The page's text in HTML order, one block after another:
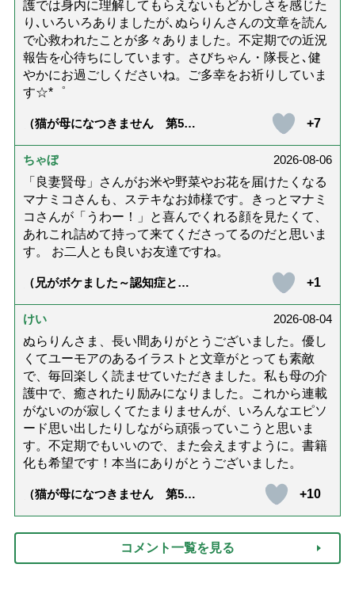
護では身内に理解してもらえないもどかしさを感じた
り､いろいろありましたが､ぬらりんさんの文章を読ん
で心救われたことが多々ありました。不定期での近況
報告を心待ちにしています。さびちゃん・隊長と､健
やかにお過ごしくださいね。ご多幸をお祈りしていま
す☆*゜
（猫が母になつきません 第500
+7
ちゃぼ
2026-08-06
「良妻賢母」さんがお米や野菜やお花を届けたくなる
マナミコさんも、ステキなお姉様です。きっとマナミ
コさんが「うわー！」と喜んでくれる顔を見たくて、
あれこれ詰めて持って来てくださってるのだと思いま
す。 お二人とも良いお友達ですね。
（兄がボケました～認知症と介
達』が届きました」）
+1
けい
2026-08-04
ぬらりんさま、長い間ありがとうございました。優し
くてユーモアのあるイラストと文章がとっても素敵
で、毎回楽しく読ませていただきました。私も母の介
護中で、癒されたり励みになりました。これから連載
がないのが寂しくてたまりませんが、いろんなエピソ
ード思い出したりしながら頑張っていこうと思いま
す。不定期でもいいので、また会えますように。書籍
化も希望です！本当にありがとうございました。
（猫が母になつきません 第500
+10
コメント一覧を見る